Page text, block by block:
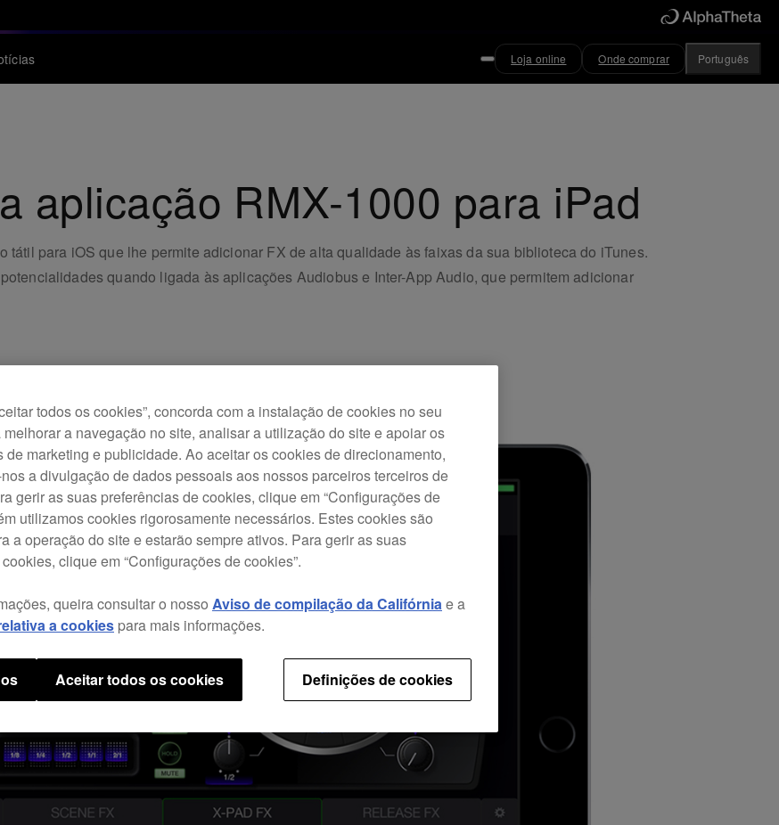
Loja online Onde comprar Português
aplicação RMX-1000 para iPad
tátil para iOS que lhe permite adicionar FX de alta qualidade às faixas da sua biblioteca do iTunes.
quando ligada às aplicações Audiobus e Inter-App Audio, que permitem adicionar
todos os cookies”, concorda com a instalação de cookies no seu
a navegação no site, analisar a utilização do site e apoiar os
de marketing e publicidade. Ao aceitar os cookies de direcionamento,
a divulgação de dados pessoais aos nossos parceiros terceiros de
gerir as suas preferências de cookies, clique em “Configurações de
utilizamos cookies rigorosamente necessários. Estes cookies são
a operação do site e estarão sempre ativos. Para gerir as suas
clique em “Configurações de cookies”.
queira consultar o nosso Aviso de compilação da Califórniae a
a cookies para mais informações.
Definições de cookies
Aceitar todos os cookies